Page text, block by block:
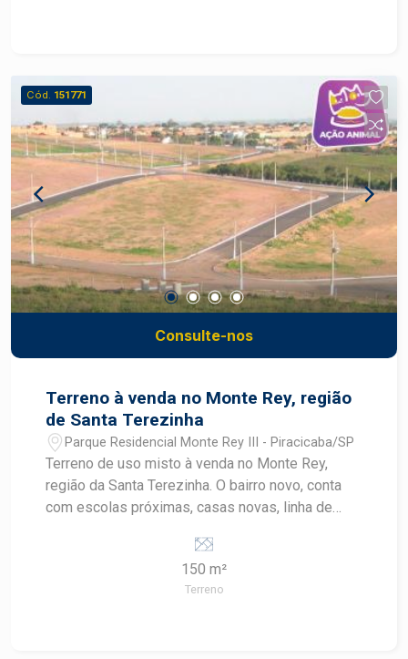
Cód. 151771
Consulte-nos
Terreno à venda no Monte Rey, região
de Santa Terezinha
Parque Residencial Monte Rey III - Piracicaba/SP
Terreno de uso misto à venda no Monte Rey,
região da Santa Terezinha. O bairro novo, conta
com escolas próximas, casas novas, linha de
venda pode ser feita com financiamento para
casa e construção. Imóvel já possui muro de
arrimo e nivelado no nível da rua.
150 m²
Terreno